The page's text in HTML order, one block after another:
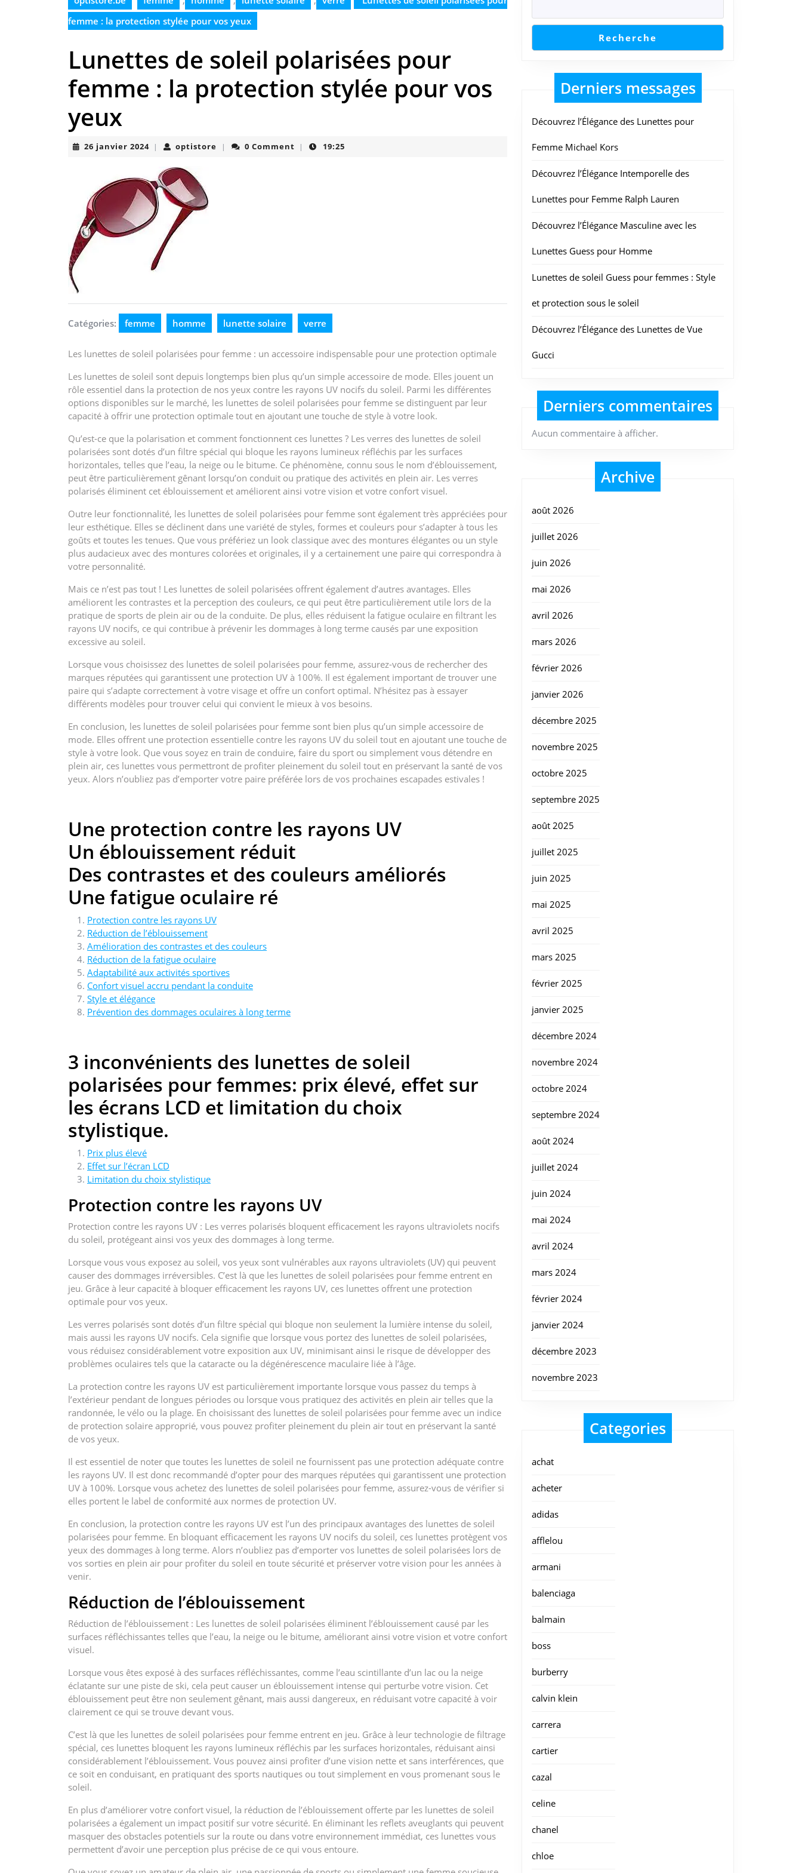
femme : la protection stylée pour vos yeux
Lunettes de soleil polarisées pour
femme : la protection stylée pour vos
yeux
26 janvier 202426
2024
| optistore optistore
| 0 Comment | 19:25
Catégories: femme homme lunette solaire verre
Les lunettes de soleil polarisées pour femme : un accessoire indispensable pour une protection optimale
Les lunettes de soleil sont depuis longtemps bien plus qu’un simple accessoire de mode. Elles jouent un
rôle essentiel dans la protection de nos yeux contre les rayons UV nocifs du soleil. Parmi les différentes
options disponibles sur le marché, les lunettes de soleil polarisées pour femme se distinguent par leur
capacité à offrir une protection optimale tout en ajoutant une touche de style à votre look.
Qu’est-ce que la polarisation et comment fonctionnent ces lunettes ? Les verres des lunettes de soleil
polarisées sont dotés d’un filtre spécial qui bloque les rayons lumineux réfléchis par les surfaces
horizontales, telles que l’eau, la neige ou le bitume. Ce phénomène, connu sous le nom d’éblouissement,
peut être particulièrement gênant lorsqu’on conduit ou pratique des activités en plein air. Les verres
polarisés éliminent cet éblouissement et améliorent ainsi votre vision et votre confort visuel.
Outre leur fonctionnalité, les lunettes de soleil polarisées pour femme sont également très appréciées pour
leur esthétique. Elles se déclinent dans une variété de styles, formes et couleurs pour s’adapter à tous les
goûts et toutes les tenues. Que vous préfériez un look classique avec des montures élégantes ou un style
plus audacieux avec des montures colorées et originales, il y a certainement une paire qui correspondra à
votre personnalité.
Mais ce n’est pas tout ! Les lunettes de soleil polarisées offrent également d’autres avantages. Elles
améliorent les contrastes et la perception des couleurs, ce qui peut être particulièrement utile lors de la
pratique de sports de plein air ou de la conduite. De plus, elles réduisent la fatigue oculaire en filtrant les
rayons UV nocifs, ce qui contribue à prévenir les dommages à long terme causés par une exposition
excessive au soleil.
Lorsque vous choisissez des lunettes de soleil polarisées pour femme, assurez-vous de rechercher des
marques réputées qui garantissent une protection UV à 100%. Il est également important de trouver une
paire qui s’adapte correctement à votre visage et offre un confort optimal. N’hésitez pas à essayer
différents modèles pour trouver celui qui convient le mieux à vos besoins.
En conclusion, les lunettes de soleil polarisées pour femme sont bien plus qu’un simple accessoire de
mode. Elles offrent une protection essentielle contre les rayons UV du soleil tout en ajoutant une touche de
style à votre look. Que vous soyez en train de conduire, faire du sport ou simplement vous détendre en
plein air, ces lunettes vous permettront de profiter pleinement du soleil tout en préservant la santé de vos
yeux. Alors n’oubliez pas d’emporter votre paire préférée lors de vos prochaines escapades estivales !
Une protection contre les rayons UV
Un éblouissement réduit
Des contrastes et des couleurs améliorés
Une fatigue oculaire ré
Protection contre les rayons UV
Réduction de l’éblouissement
Amélioration des contrastes et des couleurs
Réduction de la fatigue oculaire
Adaptabilité aux activités sportives
Confort visuel accru pendant la conduite
Style et élégance
Prévention des dommages oculaires à long terme
3 inconvénients des lunettes de soleil
polarisées pour femmes: prix élevé, effet sur
les écrans LCD et limitation du choix
stylistique.
Prix plus élevé
Effet sur l’écran LCD
Limitation du choix stylistique
Protection contre les rayons UV
Protection contre les rayons UV : Les verres polarisés bloquent efficacement les rayons ultraviolets nocifs
du soleil, protégeant ainsi vos yeux des dommages à long terme.
Lorsque vous vous exposez au soleil, vos yeux sont vulnérables aux rayons ultraviolets (UV) qui peuvent
causer des dommages irréversibles. C’est là que les lunettes de soleil polarisées pour femme entrent en
jeu. Grâce à leur capacité à bloquer efficacement les rayons UV, ces lunettes offrent une protection
optimale pour vos yeux.
Les verres polarisés sont dotés d’un filtre spécial qui bloque non seulement la lumière intense du soleil,
mais aussi les rayons UV nocifs. Cela signifie que lorsque vous portez des lunettes de soleil polarisées,
vous réduisez considérablement votre exposition aux UV, minimisant ainsi le risque de développer des
problèmes oculaires tels que la cataracte ou la dégénérescence maculaire liée à l’âge.
La protection contre les rayons UV est particulièrement importante lorsque vous passez du temps à
l’extérieur pendant de longues périodes ou lorsque vous pratiquez des activités en plein air telles que la
randonnée, le vélo ou la plage. En choisissant des lunettes de soleil polarisées pour femme avec un indice
de protection solaire approprié, vous pouvez profiter pleinement du plein air tout en préservant la santé
de vos yeux.
Il est essentiel de noter que toutes les lunettes de soleil ne fournissent pas une protection adéquate contre
les rayons UV. Il est donc recommandé d’opter pour des marques réputées qui garantissent une protection
UV à 100%. Lorsque vous achetez des lunettes de soleil polarisées pour femme, assurez-vous de vérifier si
elles portent le label de conformité aux normes de protection UV.
En conclusion, la protection contre les rayons UV est l’un des principaux avantages des lunettes de soleil
polarisées pour femme. En bloquant efficacement les rayons UV nocifs du soleil, ces lunettes protègent vos
yeux des dommages à long terme. Alors n’oubliez pas d’emporter vos lunettes de soleil polarisées lors de
vos sorties en plein air pour profiter du soleil en toute sécurité et préserver votre vision pour les années à
venir.
Réduction de l’éblouissement
Réduction de l’éblouissement : Les lunettes de soleil polarisées éliminent l’éblouissement causé par les
surfaces réfléchissantes telles que l’eau, la neige ou le bitume, améliorant ainsi votre vision et votre confort
visuel.
Lorsque vous êtes exposé à des surfaces réfléchissantes, comme l’eau scintillante d’un lac ou la neige
éclatante sur une piste de ski, cela peut causer un éblouissement intense qui perturbe votre vision. Cet
éblouissement peut être non seulement gênant, mais aussi dangereux, en réduisant votre capacité à voir
clairement ce qui se trouve devant vous.
C’est là que les lunettes de soleil polarisées pour femme entrent en jeu. Grâce à leur technologie de filtrage
spécial, ces lunettes bloquent les rayons lumineux réfléchis par les surfaces horizontales, réduisant ainsi
considérablement l’éblouissement. Vous pouvez ainsi profiter d’une vision nette et sans interférences, que
ce soit en conduisant, en pratiquant des sports nautiques ou tout simplement en vous promenant sous le
soleil.
En plus d’améliorer votre confort visuel, la réduction de l’éblouissement offerte par les lunettes de soleil
polarisées a également un impact positif sur votre sécurité. En éliminant les reflets aveuglants qui peuvent
masquer des obstacles potentiels sur la route ou dans votre environnement immédiat, ces lunettes vous
permettent d’avoir une perception plus précise de ce qui vous entoure.
Recherche
Derniers messages
Découvrez l’Élégance des Lunettes pour
Femme Michael Kors
Découvrez l’Élégance Intemporelle des
Lunettes pour Femme Ralph Lauren
Découvrez l’Élégance Masculine avec les
Lunettes Guess pour Homme
Lunettes de soleil Guess pour femmes : Style
et protection sous le soleil
Découvrez l’Élégance des Lunettes de Vue
Gucci
Derniers commentaires
Aucun commentaire à afficher.
Archive
août 2026
juillet 2026
juin 2026
mai 2026
avril 2026
mars 2026
février 2026
janvier 2026
décembre 2025
novembre 2025
octobre 2025
septembre 2025
août 2025
juillet 2025
juin 2025
mai 2025
avril 2025
mars 2025
février 2025
janvier 2025
décembre 2024
novembre 2024
octobre 2024
septembre 2024
août 2024
juillet 2024
juin 2024
mai 2024
avril 2024
mars 2024
février 2024
janvier 2024
décembre 2023
novembre 2023
Categories
achat
acheter
adidas
afflelou
armani
balenciaga
balmain
boss
burberry
calvin klein
carrera
cartier
cazal
celine
chanel
chloe